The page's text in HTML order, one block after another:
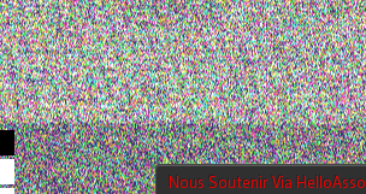
Nous Soutenir Via HelloAsso